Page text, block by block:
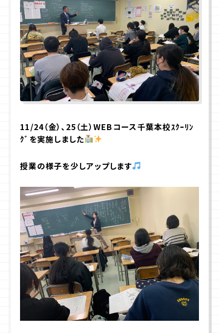
プライバシーポリシー
サイトマップ
お問合せ 資料請求
043-225-3185
11/24（金）、25（土）WEBコース千葉本校ｽｸｰﾘﾝ
ｸﾞを実施しました
授業の様子を少しアップします